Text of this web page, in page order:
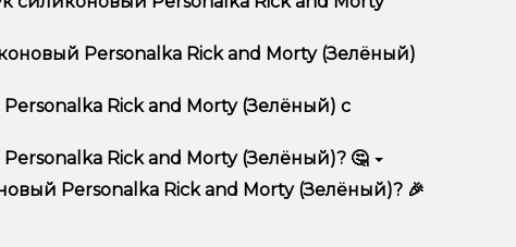
(Зелёный) отличается высоким качеством,
Personalka Rick and Morty (Зелёный)
выгодные цены и быструю доставку.
Rick and Morty (Зелёный) с
Rick and Morty (Зелёный) в корзину.
Rick and Morty (Зелёный)? 🤔
учитывайте размер, материал и тип чаши, если
вариант.
Personalka Rick and Morty (Зелёный)? 🎉